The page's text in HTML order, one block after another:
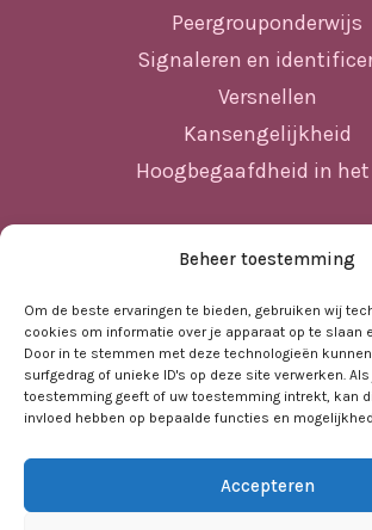
Beheer toestemming
Om de beste ervaringen te bieden, gebruiken wij
cookies om informatie over je apparaat op te slaan
Door in te stemmen met deze technologieën
surfgedrag of unieke ID's op deze site verwerken. Als
toestemming geeft of uw toestemming intrekt, kan
invloed hebben op bepaalde functies en
Accepteren
Peergrouponderwijs
Signaleren en
Versnellen
Kansengelijkheid
Hoogbegaafdheid in het
Home
Nieuws
Agenda
Kennisbank
Sociale kaart
Over ons